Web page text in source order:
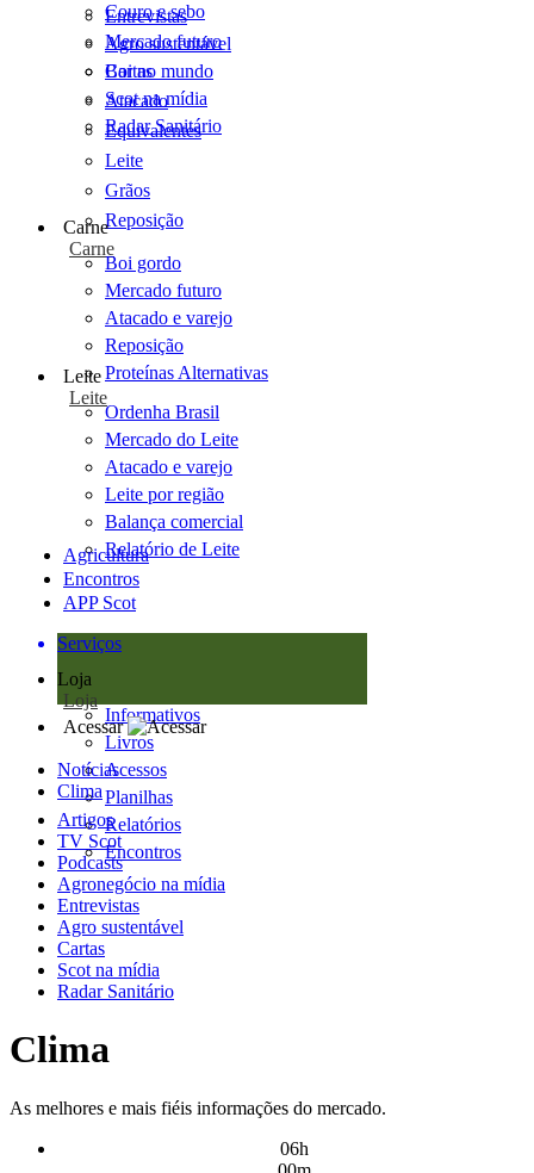
Entrevistas
Agro sustentável
Cartas
Scot na mídia
Radar Sanitário
Couro e sebo
Mercado futuro
Boi no mundo
Atacado
Equivalentes
Leite
Grãos
Reposição
Carne
Carne
Boi gordo
Mercado futuro
Atacado e varejo
Reposição
Proteínas Alternativas
Leite
Leite
Ordenha Brasil
Mercado do Leite
Atacado e varejo
Leite por região
Balança comercial
Relatório de Leite
Agricultura
Encontros
APP Scot
Serviços
Loja
Loja
Informativos
Livros
Acessos
Planilhas
Relatórios
Encontros
Acessar
Notícias
Clima
Artigos
TV Scot
Podcasts
Agronegócio na mídia
Entrevistas
Agro sustentável
Cartas
Scot na mídia
Radar Sanitário
Clima
As melhores e mais fiéis informações do mercado.
06h